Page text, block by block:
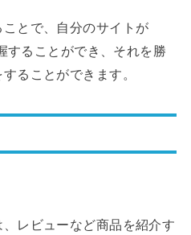
とで、自分のサイトが
することができ、それを勝
ることができます。
レビューなど商品を紹介す